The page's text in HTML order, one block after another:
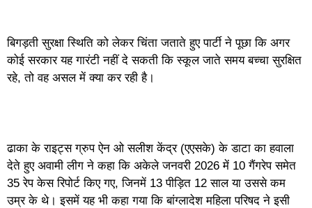
बिगड़ती सुरक्षा स्थिति को लेकर चिंता जताते हुए पार्टी ने पूछा कि अगर
कोई सरकार यह गारंटी नहीं दे सकती कि स्कूल जाते समय बच्चा सुरक्षित
रहे, तो वह असल में क्या कर रही है।
ढाका के राइट्स ग्रुप ऐन ओ सलीश केंद्र (एएसके) के डाटा का हवाला
देते हुए अवामी लीग ने कहा कि अकेले जनवरी 2026 में 10 गैंगरेप समेत
35 रेप केस रिपोर्ट किए गए, जिनमें 13 पीड़ित 12 साल या उससे कम
उम्र के थे। इसमें यह भी कहा गया कि बांग्लादेश महिला परिषद ने इसी